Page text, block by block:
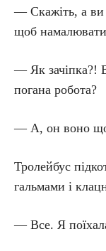
— Скажіть, а ви
щоб
— Як зачіпка?!
погана робота?
— А, он воно
Тролейбус
гальмами і
— Все. Я